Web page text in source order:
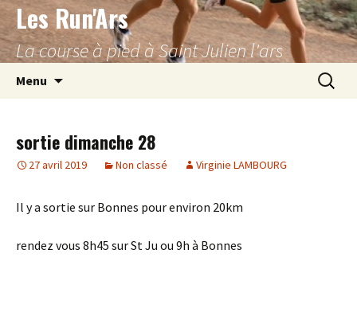
Aller
au
contenu
Les Run'Ars
La course à pied à Saint Julien l'ars
Menu
sortie dimanche 28
27 avril 2019 Non classé Virginie LAMBOURG
Il y a sortie sur Bonnes pour environ 20km
rendez vous 8h45 sur St Ju ou 9h à Bonnes